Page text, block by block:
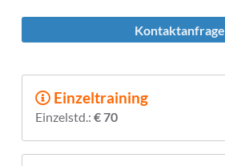
Kontaktanfrage
Einzeltraining
Einzelstd.: € 70